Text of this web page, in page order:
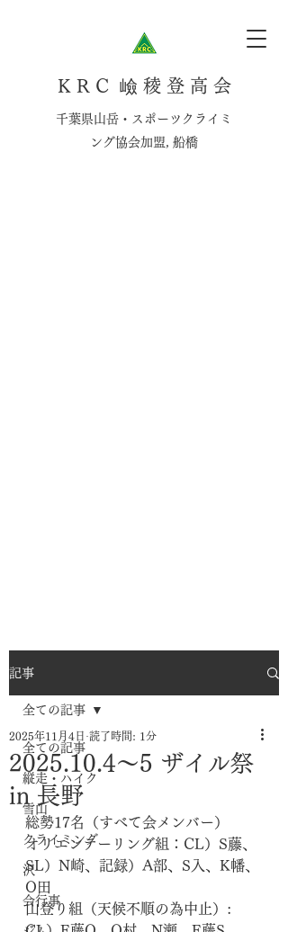
K R C 嶮 稜 登 高 会
千葉県山岳・スポーツクライミ
ング協会加盟, 船橋
記事
全ての記事
縦走・ハイク
雪山
クライミング
沢
会行事
全ての記事
2025.10.4～5 ザイル祭
in 長野
2025年11月4日 読了時間: 1分
総勢17名（すべて会メンバー）
オリエンテーリング組：CL）S藤、
SL）N崎、記録）A部、S入、K幡、
O田
山登り組（天候不順の為中止）: